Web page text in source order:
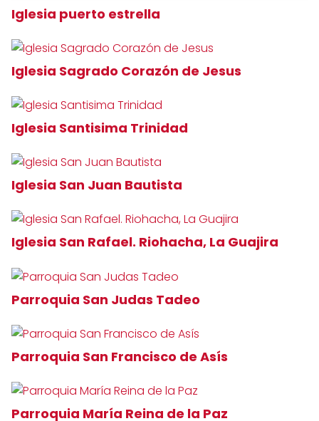
Iglesia puerto estrella
Iglesia Sagrado Corazón de Jesus
Iglesia Santisima Trinidad
Iglesia San Juan Bautista
Iglesia San Rafael. Riohacha, La Guajira
Parroquia San Judas Tadeo
Parroquia San Francisco de Asís
Parroquia María Reina de la Paz